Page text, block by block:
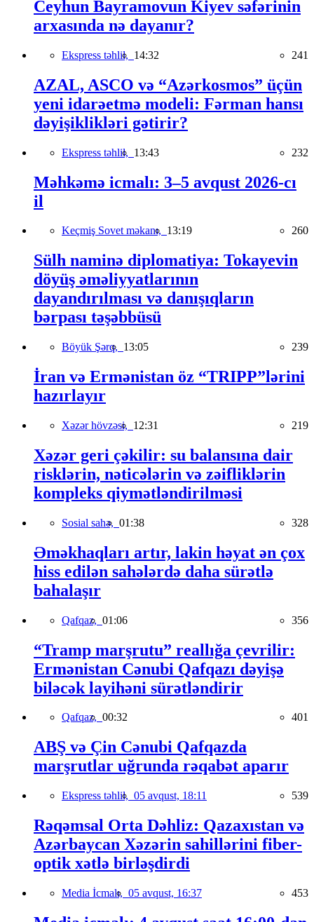
Ceyhun Bayramovun Kiyev səfərinin
arxasında nə dayanır?
Ekspress təhlil, 14:32 241
AZAL, ASCO və “Azərkosmos” üçün
yeni idarəetmə modeli: Fərman hansı
dəyişiklikləri gətirir?
Ekspress təhlil, 13:43 232
Məhkəmə icmalı: 3–5 avqust 2026-cı
il
Keçmiş Sovet məkanı, 13:19 260
Sülh naminə diplomatiya: Tokayevin
döyüş əməliyyatlarının
dayandırılması və danışıqların
bərpası təşəbbüsü
Böyük Şərq, 13:05 239
İran və Ermənistan öz “TRIPP”lərini
hazırlayır
Xəzər hövzəsi, 12:31 219
Xəzər geri çəkilir: su balansına dair
risklərin, nəticələrin və zəifliklərin
kompleks qiymətləndirilməsi
Sosial sahə, 01:38 328
Əməkhaqları artır, lakin həyat ən çox
hiss edilən sahələrdə daha sürətlə
bahalaşır
Qafqaz, 01:06 356
“Tramp marşrutu” reallığa çevrilir:
Ermənistan Cənubi Qafqazı dəyişə
biləcək layihəni sürətləndirir
Qafqaz, 00:32 401
ABŞ və Çin Cənubi Qafqazda
marşrutlar uğrunda rəqabət aparır
Ekspress təhlil, 05 avqust, 18:11 539
Rəqəmsal Orta Dəhliz: Qazaxıstan və
Azərbaycan Xəzərin sahillərini fiber-
optik xətlə birləşdirdi
Media İcmalı, 05 avqust, 16:37 453